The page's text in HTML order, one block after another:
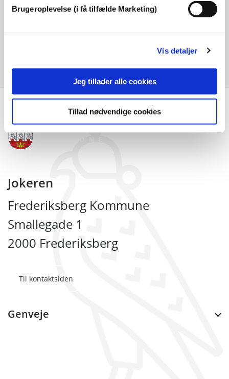
Brugeroplevelse (i få tilfælde Marketing)
Vis detaljer
Jeg tillader alle cookies
Tillad nødvendige cookies
Jokeren
Frederiksberg Kommune
Smallegade 1
2000 Frederiksberg
Til kontaktsiden
Genveje